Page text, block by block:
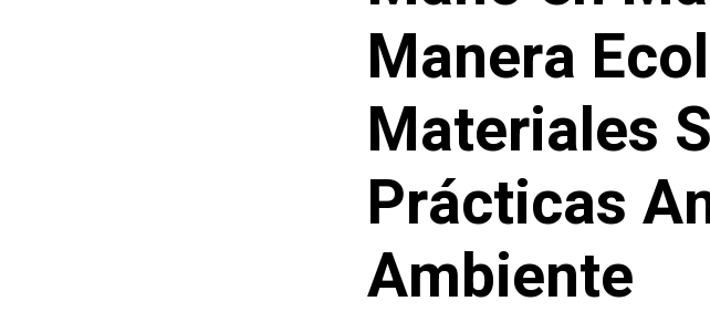
Manera
Materiales
Prácticas
Ambiente